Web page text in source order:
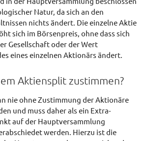
Natur, da sich an den
nichts ändert. Die einzelne Aktie
sich im Börsenpreis, ohne dass sich
Gesellschaft oder der Wert
eines einzelnen Aktionärs ändert.
Aktiensplit zustimmen?
nie ohne Zustimmung der Aktionäre
und muss daher als ein Extra-
auf der Hauptversammlung
werden. Hierzu ist die